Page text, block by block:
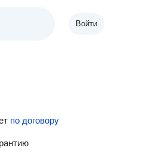
Войти
по договору